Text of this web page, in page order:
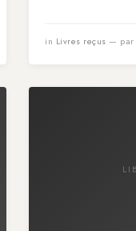
in Livres reçus — par